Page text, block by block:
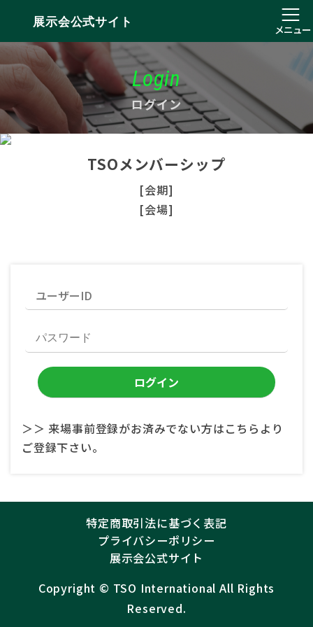
展示会公式サイト
メニュー
Login
ログイン
TSOメンバーシップ
[会期]
[会場]
＞＞ 来場事前登録がお済みでない方はこちらより
ご登録下さい。
特定商取引法に基づく表記
プライバシーポリシー
展示会公式サイト
Copyright ©︎ TSO International All Rights
Reserved.